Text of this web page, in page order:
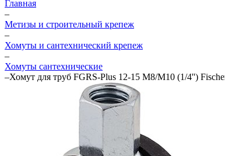
Главная
–
Метизы и строительный крепеж
–
Хомуты и сантехнический крепеж
–
Хомуты сантехнические
–Хомут для труб FGRS-Plus 12-15 M8/M10 (1/4'')